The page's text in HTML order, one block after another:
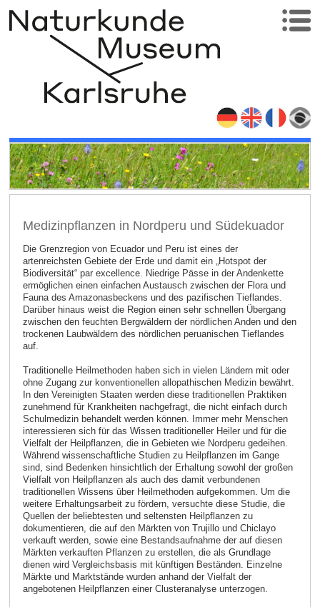
Medizinpflanzen in Nordperu und Südekuador
Die Grenzregion von Ecuador und Peru ist eines der
artenreichsten Gebiete der Erde und damit ein „Hotspot der
Biodiversität“ par excellence. Niedrige Pässe in der Andenkette
ermöglichen einen einfachen Austausch zwischen der Flora und
Fauna des Amazonasbeckens und des pazifischen Tieflandes.
Darüber hinaus weist die Region einen sehr schnellen Übergang
zwischen den feuchten Bergwäldern der nördlichen Anden und den
trockenen Laubwäldern des nördlichen peruanischen Tieflandes
auf.
Traditionelle Heilmethoden haben sich in vielen Ländern mit oder
ohne Zugang zur konventionellen allopathischen Medizin bewährt.
In den Vereinigten Staaten werden diese traditionellen Praktiken
zunehmend für Krankheiten nachgefragt, die nicht einfach durch
Schulmedizin behandelt werden können. Immer mehr Menschen
interessieren sich für das Wissen traditioneller Heiler und für die
Vielfalt der Heilpflanzen, die in Gebieten wie Nordperu gedeihen.
Während wissenschaftliche Studien zu Heilpflanzen im Gange
sind, sind Bedenken hinsichtlich der Erhaltung sowohl der großen
Vielfalt von Heilpflanzen als auch des damit verbundenen
traditionellen Wissens über Heilmethoden aufgekommen. Um die
weitere Erhaltungsarbeit zu fördern, versuchte diese Studie, die
Quellen der beliebtesten und seltensten Heilpflanzen zu
dokumentieren, die auf den Märkten von Trujillo und Chiclayo
verkauft werden, sowie eine Bestandsaufnahme der auf diesen
Märkten verkauften Pflanzen zu erstellen, die als Grundlage
dienen wird Vergleichsbasis mit künftigen Beständen. Einzelne
Märkte und Marktstände wurden anhand der Vielfalt der
angebotenen Heilpflanzen einer Clusteranalyse unterzogen.